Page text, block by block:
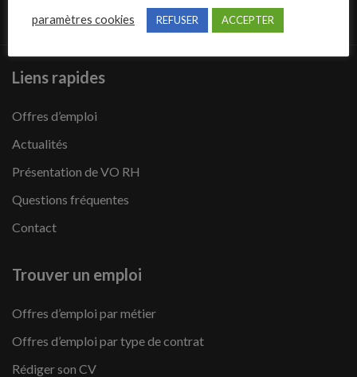
Liens rapides
Offres d’emploi
Actualités
Présentation de VO RH
Questions fréquentes
Contact
Trouver un emploi
Offres d’emploi par métier
Offres d’emploi par type de contrat
Rédiger son CV
paramètres cookies REFUSER ACCEPTER